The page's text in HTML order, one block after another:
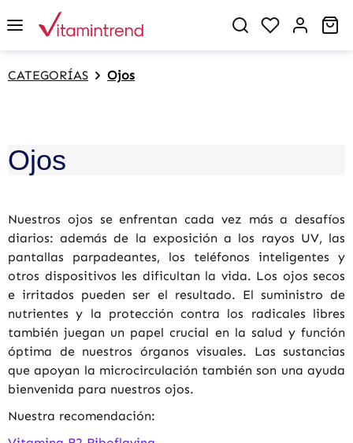
content You have 0
CATEGORÍAS Ojos
Ojos
Nuestros ojos se enfrentan cada vez más a desafíos
diarios: además de la exposición a los rayos UV, las
pantallas parpadeantes, los teléfonos inteligentes y
otros dispositivos les dificultan la vida. Los ojos secos
e irritados pueden ser el resultado. El suministro de
nutrientes y la protección contra los radicales libres
también juegan un papel crucial en la salud y función
óptima de nuestros órganos visuales. Las sustancias
que apoyan la microcirculación también son una ayuda
bienvenida para nuestros ojos.
Nuestra recomendación: